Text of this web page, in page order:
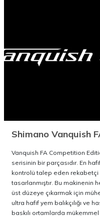
Vanquish FA Competition
serisinin bir parçasıdır. En
kontrolü talep eden rekabetçi
tasarlanmıştır. Bu makinenin
üst düzeye çıkarmak için
ultra hafif yem balıkçılığı ve
baskılı ortamlarda